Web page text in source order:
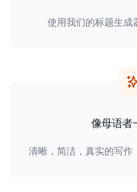
使用我们的标题生成
像母语者
清晰，简洁，真实的写作